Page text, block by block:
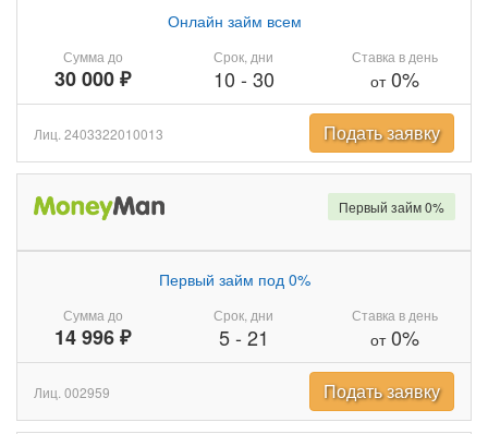
Сумма до
30 000 ₽
Онлайн займ всем
Срок, дни
10 - 30
Ставка в день
от0%
Лиц. 2403322010013 Подать заявку
Сумма до
14 996 ₽
Первый займ под 0%
Срок, дни
5- 21
Ставка в день
от0%
Первый займ 0%
Лиц. 002959 Подать заявку